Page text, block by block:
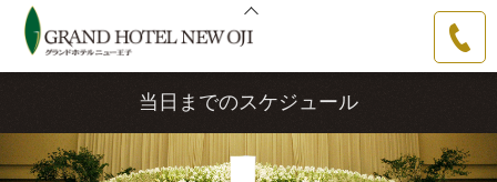
当日までのスケジュール